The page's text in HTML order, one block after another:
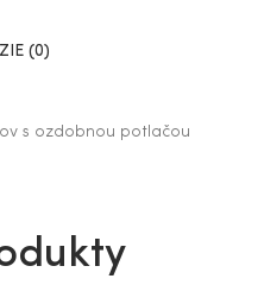
(0)
s ozdobnou potlačou